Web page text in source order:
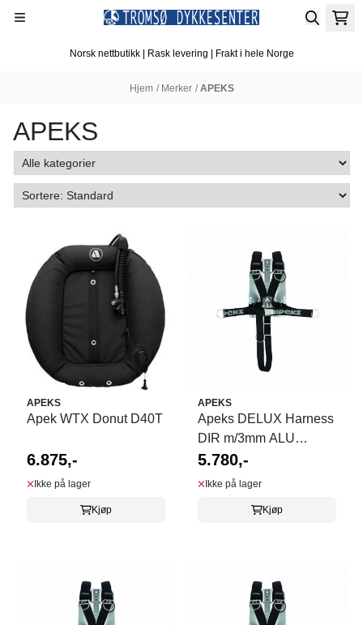
Hopp til innhold
Norsk nettbutikk | Rask levering | Frakt i hele Norge
Hjem / Merker /APEKS
APEKS
APEKS
Apek WTX Donut D40T
6.875,-
Ikke på lager
Kjøp
APEKS
Apeks DELUX Harness
DIR m/3mm ALU
bakplate
5.780,-
Ikke på lager
Kjøp